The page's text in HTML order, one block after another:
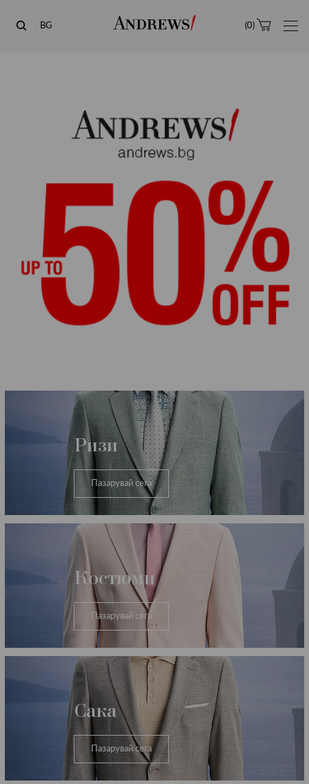
Andrews
BG (0)
Категории
Ризи
Пазарувай сега
Костюми
Пазарувай сега
Сака
Пазарувай сега